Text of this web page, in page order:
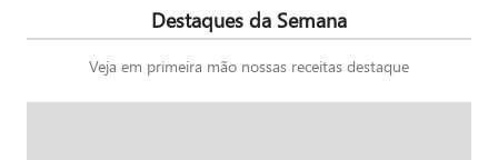
Destaques da Semana
Veja em primeira mão nossas receitas destaque